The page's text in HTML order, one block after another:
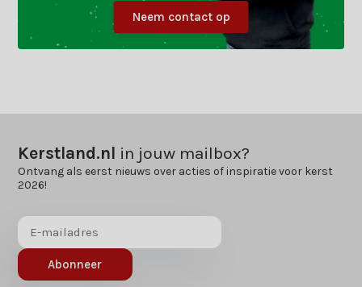
Neem contact op
Kerstland.nl in jouw mailbox?
Ontvang als eerst nieuws over acties of inspiratie voor kerst
2026!
Abonneer